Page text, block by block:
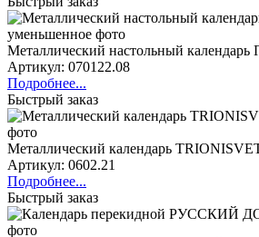
Металлический настольный календарь
Артикул: 070122.08
Подробнее...
Быстрый заказ
Металлический календарь
Артикул: 0602.21
Подробнее...
Быстрый заказ